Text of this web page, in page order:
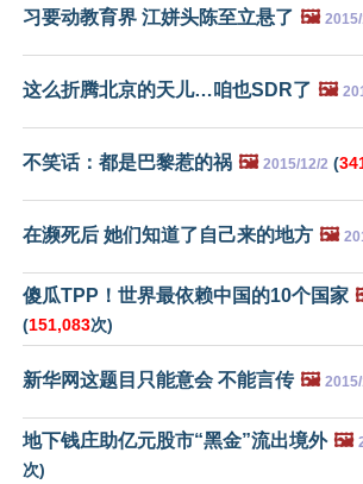
习要动教育界 江姘头陈至立悬了 🖼️
这么折腾北京的天儿…咱也SDR了 🖼️
不笑话：都是巴黎惹的祸 🖼️ 2015/12/2 (
在濒死后 她们知道了自己来的地方 🖼️
傻瓜TPP！世界最依赖中国的10个国家
(151,083次)
新华网这题目只能意会 不能言传 🖼️
地下钱庄助亿元股市“黑金”流出境外 🖼️
次)